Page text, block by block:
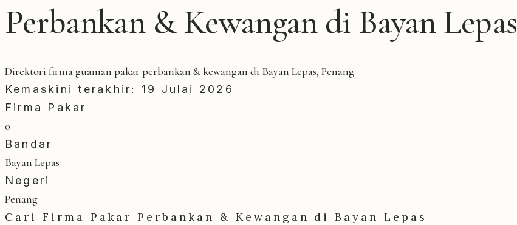
Perbankan & Kewangan di Bayan Lepas
Direktori firma guaman pakar perbankan & kewangan di Bayan Lepas, Penang
Kemaskini terakhir: 19 Julai 2026
Firma Pakar
0
Bandar
Bayan Lepas
Negeri
Penang
Cari Firma Pakar Perbankan & Kewangan di Bayan Lepas